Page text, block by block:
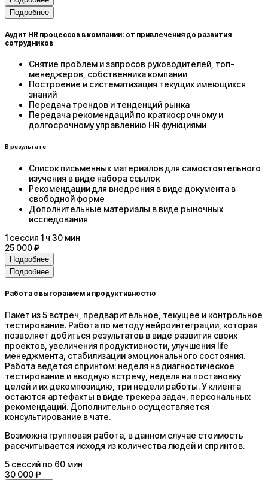
Подробнее
Аудит HR процессов в компании: от привлечения до развития
сотрудников
Снятие проблем и запросов руководителей, топ-
менеджеров, собственника компании
Построение и систематизация текущих имеющихся
знаний
Передача трендов и тенденций рынка
Передача рекомендаций по краткосрочному и
долгосрочному управлению HR функциями
В результате
Список письменных материалов для самостоятельного
изучения в виде набора ссылок
Рекомендации для внедрения в виде документа в
свободной форме
Дополнительные материалы в виде рыночных
исследования
1 сессия 1 ч 30 мин
25 000 ₽
Подробнее
Подробнее
Работа с выгоранием и продуктивностю
Пакет из 5 встреч, предварительное, текущее и контрольное
тестирование. Работа по методу нейроинтеграции, которая
позволяет добиться результатов в виде развития своих
проектов, увеличения продуктивности, улучшения life
менеджмента, стабилизации эмоционального состояния.
Работа ведётся спринтом: неделя на диагностическое
тестирование и вводную встречу, неделя на постановку
целей и их декомпозицию, три недели работы. У клиента
остаются артефакты в виде трекера задач, персональных
рекомендаций. Дополнительно осуществляется
консультирование в чате.
Возможна групповая работа, в данном случае стоимость
рассчитывается исходя из количества людей и спринтов.
5 сессий по 60 мин
30 000 ₽